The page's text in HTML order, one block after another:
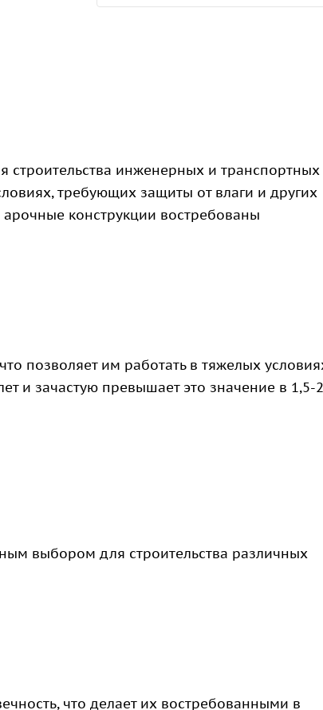
инженерных и транспортных
требующих защиты от влаги и других
конструкции востребованы
позволяет им работать в тяжелых
и зачастую превышает это значение в 1,5-2
выбором для строительства различных
что делает их востребованными в